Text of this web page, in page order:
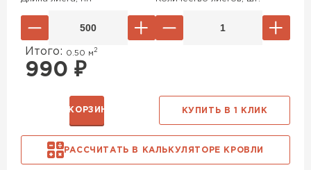
Итого: 0.50 м 2
990 ₽
РАССЧИТАТЬ В КАЛЬКУЛЯТОРЕ КРОВЛИ
В КОРЗИНУ КУПИТЬ В 1 КЛИК